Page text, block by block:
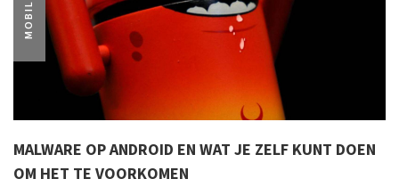
MOBILE
MALWARE OP ANDROID EN WAT JE ZELF KUNT DOEN
OM HET TE VOORKOMEN